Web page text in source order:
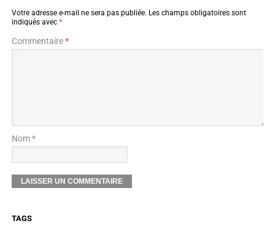
Votre adresse e-mail ne sera pas publiée. Les champs obligatoires sont
indiqués avec *
Commentaire*
Nom *
TAGS